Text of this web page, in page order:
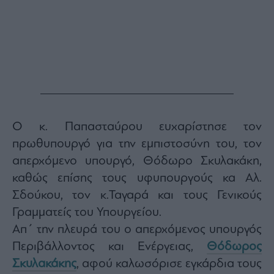
is
protected
reCAPTCHA
the
Google
Privacy
Policy
and
Terms
Service
apply.
Ο κ. Παπασταύρου ευχαρίστησε τον
πρωθυπουργό για την εμπιστοσύνη του, τον
απερχόμενο υπουργό, Θόδωρο Σκυλακάκη,
καθώς επίσης τους υφυπουργούς κα Αλ.
Σδούκου, τον κ.Ταγαρά και τους Γενικούς
Γραμματείς του Υπουργείου.
Απ΄ την πλευρά του ο απερχόμενος υπουργός
Περιβάλλοντος και Ενέργειας, Θόδωρος
Σκυλακάκης, αφού καλωσόρισε εγκάρδια τους